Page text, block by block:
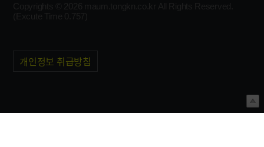
개인정보 취급방침